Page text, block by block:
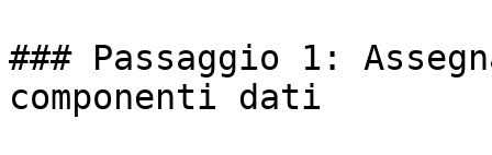
### Passaggio 1:
componenti dati